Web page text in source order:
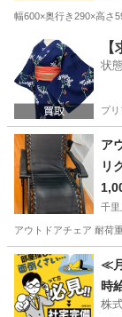
幅600×奥行き290×高さ
大阪 門真市 住
状
プリ
ア
リ
千里
アウトドアチェア 耐荷
大阪 吹田市
≪
時
株